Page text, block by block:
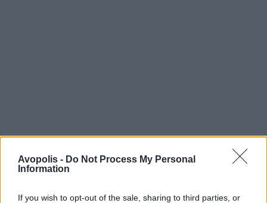
Avopolis - Do Not Process My Personal
Information
If you wish to opt-out of the sale, sharing to third parties, or